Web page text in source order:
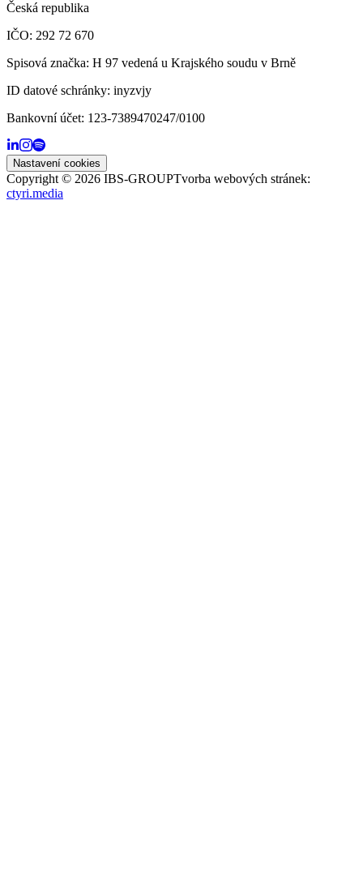
Česká republika
IČO: 292 72 670
Spisová značka: H 97 vedená u Krajského soudu v Brně
ID datové schránky: inyzvjy
Bankovní účet: 123-7389470247/0100
Nastavení cookies
Copyright © 2026 IBS-GROUPTvorba webových stránek:
ctyri.media